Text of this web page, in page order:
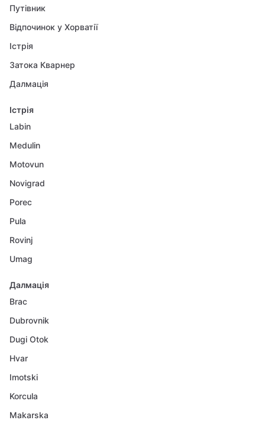
Путівник
Відпочинок у Хорватії
Істрія
Затока Кварнер
Далмація
Істрія
Labin
Medulin
Motovun
Novigrad
Porec
Pula
Rovinj
Umag
Далмація
Brac
Dubrovnik
Dugi Otok
Hvar
Imotski
Korcula
Makarska